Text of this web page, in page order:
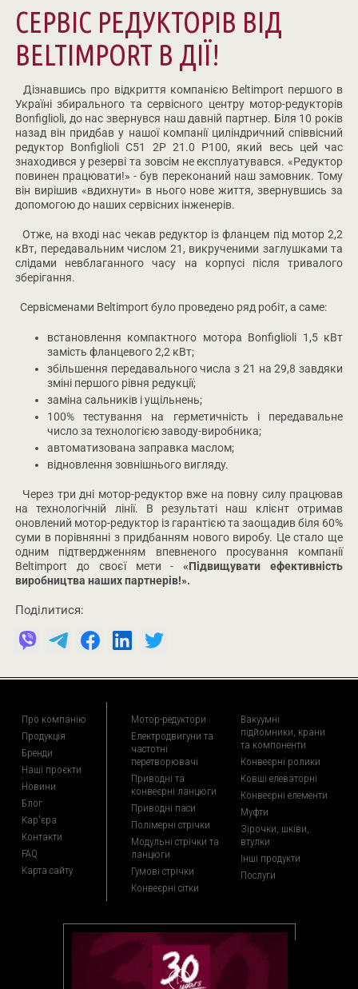
СЕРВІС РЕДУКТОРІВ ВІД
BELTIMPORT В ДІЇ!
Дізнавшись про відкриття компанією Beltimport першого в
Україні збирального та сервісного центру мотор-редукторів
Bonfiglioli, до нас звернувся наш давній партнер. Біля 10 років
назад він придбав у нашої компанії циліндричний співвісний
редуктор Bonfiglioli C51 2P 21.0 P100, який весь цей час
знаходився у резерві та зовсім не експлуатувався. «Редуктор
повинен працювати!» - був переконаний наш замовник. Тому
він вирішив «вдихнути» в нього нове життя, звернувшись за
допомогою до наших сервісних інженерів.
Отже, на вході нас чекав редуктор із фланцем під мотор 2,2
кВт, передавальним числом 21, викрученими заглушками та
слідами невблаганного часу на корпусі після тривалого
зберігання.
Сервісменами Beltimport було проведено ряд робіт, а саме:
встановлення компактного мотора Bonfiglioli 1,5 кВт
замість фланцевого 2,2 кВт;
збільшення передавального числа з 21 на 29,8 завдяки
зміні першого рівня редукції;
заміна сальників і ущільнень;
100% тестування на герметичність і передавальне
число за технологією заводу-виробника;
автоматизована заправка маслом;
відновлення зовнішнього вигляду.
Через три дні мотор-редуктор вже на повну силу працював
на технологічній лінії. В результаті наш клієнт отримав
оновлений мотор-редуктор із гарантією та заощадив біля 60%
суми в порівнянні з придбанням нового виробу. Це стало ще
одним підтвердженням впевненого просування компанії
Beltimport до своєї мети -«Підвищувати ефективність
виробництва наших партнерів!».
Поділитися:
Про компанію
Продукція
Бренди
Наші проєкти
Новини
Блог
Кар'єра
Контакти
FAQ
Карта сайту
Мотор-редуктори
Електродвигуни та
частотні
перетворювачі
Приводні та
конвеєрні ланцюги
Приводні паси
Полімерні стрічки
Модульні стрічки та
ланцюги
Гумові стрічки
Конвеєрні сітки
Вакуумні
підйомники, крани
та компоненти
Конвеєрні ролики
Ковші елеваторні
Конвеєрні елементи
Муфти
Зірочки, шківи,
втулки
Інші продукти
Послуги